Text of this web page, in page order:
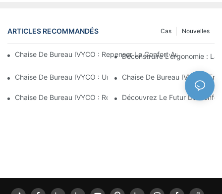
ARTICLES RECOMMANDÉS Nouvelles
Cas
Chaise De Bureau IVYCO : Repenser Le Confort Au Bureau
Déconstruire L'ergonomie : La
Chaise De Bureau IVYCO : Un Confort Optimal Grâce À Une
Chaise De Bureau IVYCO :
Chaise De Bureau IVYCO : Redéfinir Le Confort Au Travail
Découvrez Le Futur Du